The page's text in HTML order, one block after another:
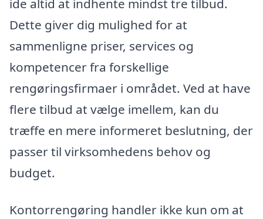
ide altid at indhente mindst tre tilbud.
Dette giver dig mulighed for at
sammenligne priser, services og
kompetencer fra forskellige
rengøringsfirmaer i området. Ved at have
flere tilbud at vælge imellem, kan du
træffe en mere informeret beslutning, der
passer til virksomhedens behov og
budget.
Kontorrengøring handler ikke kun om at